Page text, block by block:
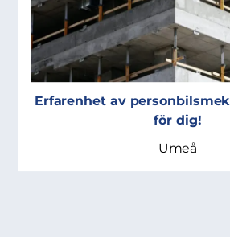
Erfarenhet av
för dig!
Umeå